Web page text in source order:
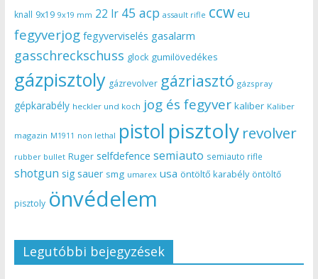
knall 9x19 9x19 mm 22 lr 45 acp assault rifle ccw eu
fegyverjog fegyverviselés gasalarm
gasschreckschuss glock gumilövedékes
gázpisztoly gázrevolver gázriasztó gázspray
gépkarabély heckler und koch jog és fegyver kaliber Kaliber
magazin M1911 non lethal pistol pisztoly revolver
rubber bullet Ruger selfdefence semiauto semiauto rifle
shotgun sig sauer smg umarex usa öntöltő karabély öntöltő
pisztoly önvédelem
Legutóbbi bejegyzések